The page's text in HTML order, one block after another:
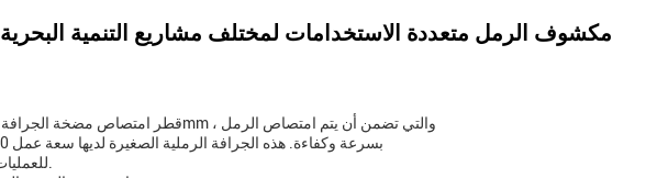
مضخة الرمل WN500 مكشوف الرمل متعددة الاستخدامات لمختلف مشاريع التنمية البحرية
قطر امتصاص مضخة الجرافة من هذه الجرافة الرملية هو 500mm ، والتي تضمن أن يتم امتصاص الرمل
بسرعة وكفاءة. هذه الجرافة الرملية الصغيرة لديها سعة عمل 760 متر مكعب، مما يجعلها مثالية